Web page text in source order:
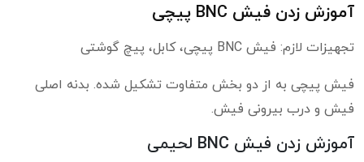
آموزش زدن فیش BNC پیچی
تجهیزات لازم: فیش BNC پیچی، کابل، پیچ گوشتی
فیش پیچی به از دو بخش متفاوت تشکیل شده. بدنه اصلی
فیش و درب بیرونی فیش.
آموزش زدن فیش BNC لحیمی